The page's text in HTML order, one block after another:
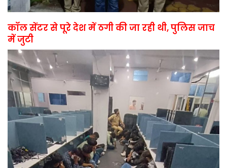
कॉल सेंटर से पूरे देश में ठगी की जा रही थी, पुलिस जाच
में जुटी